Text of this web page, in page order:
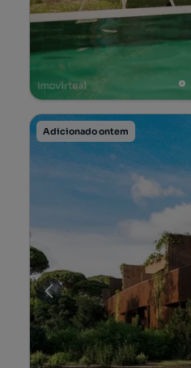
Adicionado ontem